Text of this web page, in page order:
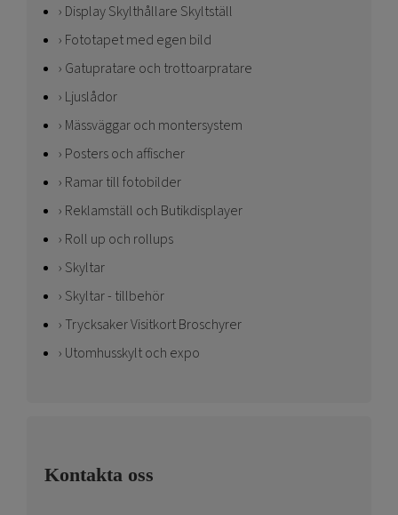
Display Skylthållare Skyltställ
Fototapet med egen bild
Gatupratare och trottoarpratare
Ljuslådor
Mässväggar och montersystem
Posters och affischer
Ramar till fotobilder
Reklamställ och Butikdisplayer
Roll up och rollups
Skyltar
Skyltar - tillbehör
Trycksaker Visitkort Broschyrer
Utomhusskylt och expo
Kontakta oss